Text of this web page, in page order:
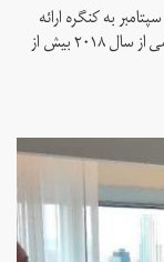
به کنگره ارائه
شد، تحریم‌های دولت دونالد ترامپ علیه جمهوری اسلامی از سال ۲۰۱۸ بیش از